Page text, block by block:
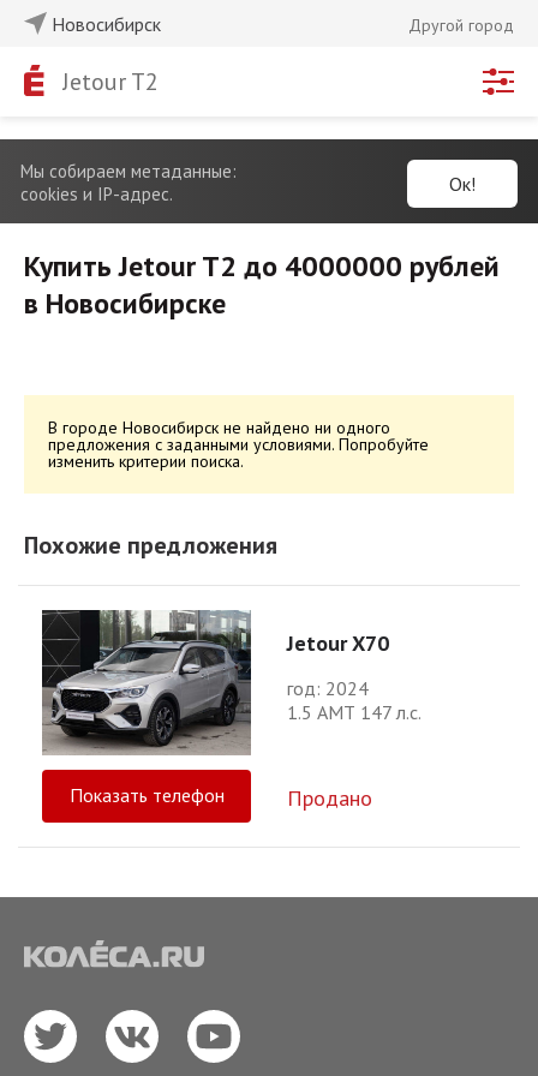
Новосибирск Другой город
Jetour T2
Мы собираем метаданные:
cookies и IP-адрес.
Ок!
Купить Jetour T2 до 4000000 рублей
в Новосибирске
В городе Новосибирск не найдено ни одного
предложения с заданными условиями. Попробуйте
изменить критерии поиска.
Похожие предложения
Jetour X70
год: 2024
1.5 АМТ 147 л.с.
Показать телефон Продано